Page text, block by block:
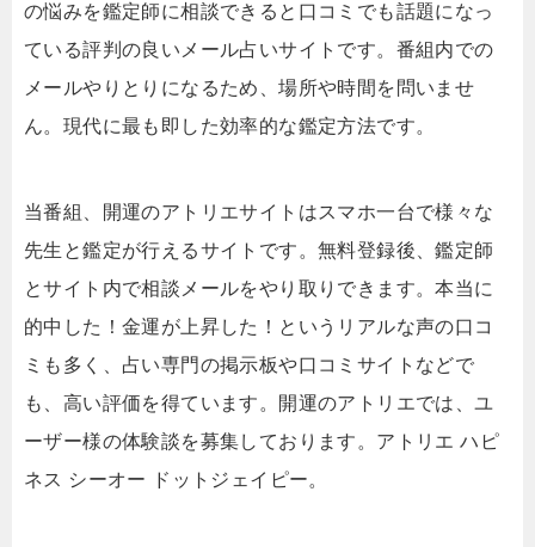
の悩みを鑑定師に相談できると口コミでも話題になっ
ている評判の良いメール占いサイトです。番組内での
メールやりとりになるため、場所や時間を問いませ
ん。現代に最も即した効率的な鑑定方法です。
当番組、開運のアトリエサイトはスマホ一台で様々な
先生と鑑定が行えるサイトです。無料登録後、鑑定師
とサイト内で相談メールをやり取りできます。本当に
的中した！金運が上昇した！というリアルな声の口コ
ミも多く、占い専門の掲示板や口コミサイトなどで
も、高い評価を得ています。開運のアトリエでは、ユ
ーザー様の体験談を募集しております。アトリエ ハピ
ネス シーオー ドットジェイピー。